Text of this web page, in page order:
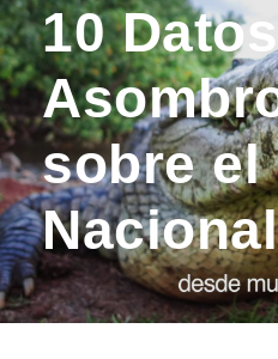
10 Datos
sobre el